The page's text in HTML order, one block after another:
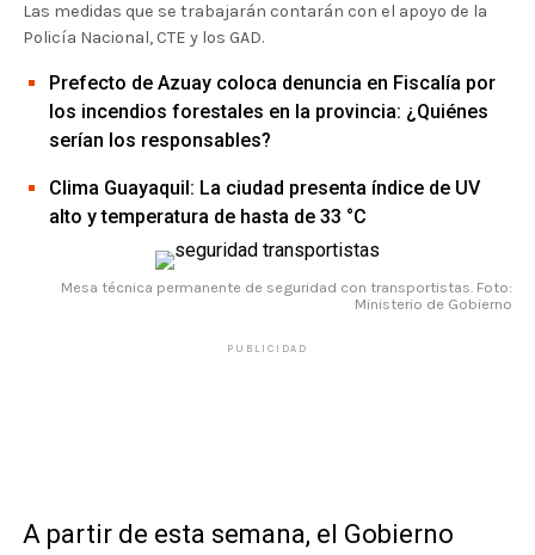
Las medidas que se trabajarán contarán con el apoyo de la
Policía Nacional, CTE y los GAD.
Prefecto de Azuay coloca denuncia en Fiscalía por
los incendios forestales en la provincia: ¿Quiénes
serían los responsables?
Clima Guayaquil: La ciudad presenta índice de UV
alto y temperatura de hasta de 33 °C
Mesa técnica permanente de seguridad con transportistas. Foto:
Ministerio de Gobierno
PUBLICIDAD
A partir de esta semana, el Gobierno